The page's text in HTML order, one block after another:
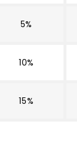
5%
10%
15%